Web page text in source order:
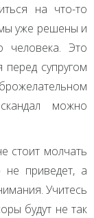
на что-то
уже решены и
человека. Это
супругом
можно
стоит молчать
приведет, а
Учитесь
будут не так